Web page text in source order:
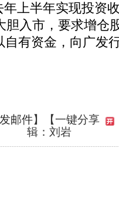
上半年实现投资
胆入市，要求增仓
有资金，向广发
邮件】
【一键分享
辑：刘岩